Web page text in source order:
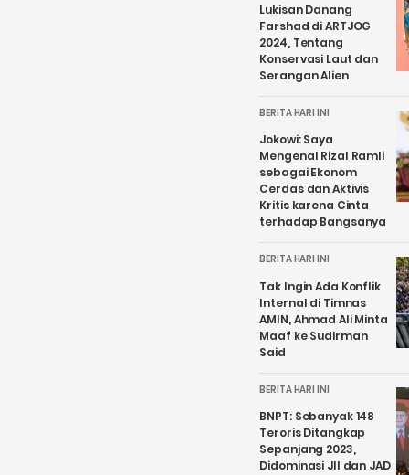
Lukisan Danang
Farshad di ARTJOG
2024, Tentang
Konservasi Laut dan
Serangan Alien
BERITA HARI INI
Jokowi: Saya
Mengenal Rizal Ramli
sebagai Ekonom
Cerdas dan Aktivis
Kritis karena Cinta
terhadap Bangsanya
BERITA HARI INI
Tak Ingin Ada Konflik
Internal di Timnas
AMIN, Ahmad Ali Minta
Maaf ke Sudirman
Said
BERITA HARI INI
BNPT: Sebanyak 148
Teroris Ditangkap
Sepanjang 2023,
Didominasi JII dan JAD